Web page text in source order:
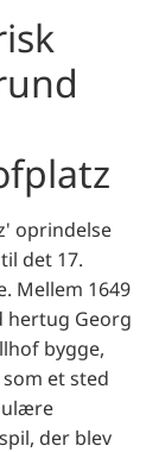
oprindelse
det 17.
Mellem 1649
hertug Georg
bygge,
et sted
der blev